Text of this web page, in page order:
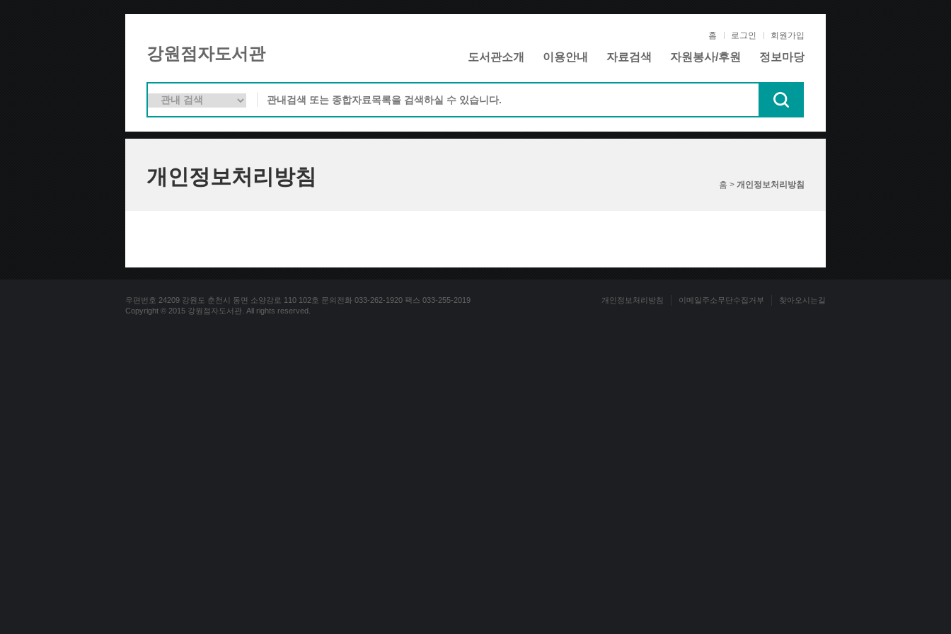
강원점자도서관
홈 로그인 회원가입
도서관소개 이용안내 자료검색 자원봉사/후원 정보마당
개인정보처리방침 홈 > 개인정보처리방침
우편번호 24209 강원도 춘천시 동면 소양강로 110 102호 문의전화 033-262-1920 팩스 033-255-2019
Copyright © 2015 강원점자도서관. All rights reserved.
개인정보처리방침 이메일주소무단수집거부 찾아오시는길